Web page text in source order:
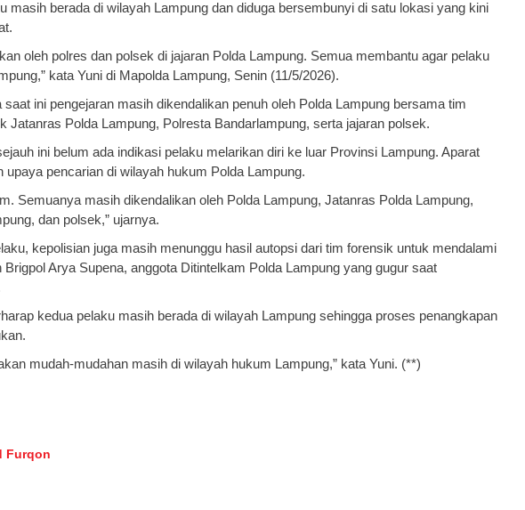
masih berada di wilayah Lampung dan diduga bersembunyi di satu lokasi yang kini
oleh polres dan polsek di jajaran Polda Lampung. Semua membantu agar pelaku
kata Yuni di Mapolda Lampung, Senin (11/5/2026).
saat ini pengejaran masih dikendalikan penuh oleh Polda Lampung bersama tim
Jatanras Polda Lampung, Polresta Bandarlampung, serta jajaran polsek.
ini belum ada indikasi pelaku melarikan diri ke luar Provinsi Lampung. Aparat
upaya pencarian di wilayah hukum Polda Lampung.
Semuanya masih dikendalikan oleh Polda Lampung, Jatanras Polda Lampung,
dan polsek,” ujarnya.
kepolisian juga masih menunggu hasil autopsi dari tim forensik untuk mendalami
Brigpol Arya Supena, anggota Ditintelkam Polda Lampung yang gugur saat
kedua pelaku masih berada di wilayah Lampung sehingga proses penangkapan
mudah-mudahan masih di wilayah hukum Lampung,” kata Yuni. (**)
Furqon